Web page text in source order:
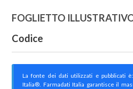
FOGLIETTO
Codice
La fonte dei dati utilizzati e pubblicati
Italia®. Farmadati Italia garantisce il